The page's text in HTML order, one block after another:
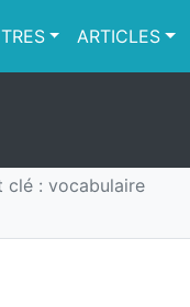
ARTICLES
: vocabulaire